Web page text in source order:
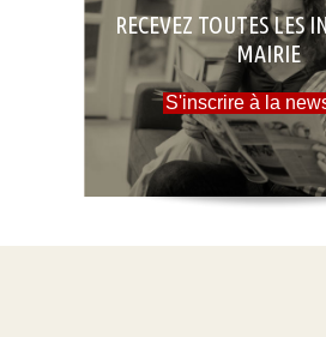
RECEVEZ TOUTES LES
MAIRIE
S'inscrire à la